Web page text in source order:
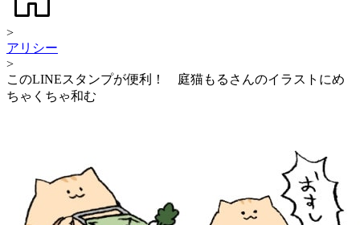
>
アリシー
>
このLINEスタンプが便利！ 庭猫もるさんのイラストにめ
ちゃくちゃ和む